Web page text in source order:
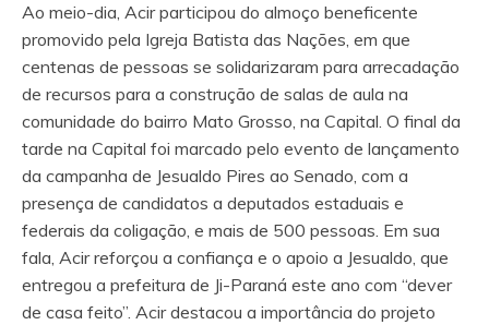
Ao meio-dia, Acir participou do almoço beneficente
promovido pela Igreja Batista das Nações, em que
centenas de pessoas se solidarizaram para arrecadação
de recursos para a construção de salas de aula na
comunidade do bairro Mato Grosso, na Capital. O final da
tarde na Capital foi marcado pelo evento de lançamento
da campanha de Jesualdo Pires ao Senado, com a
presença de candidatos a deputados estaduais e
federais da coligação, e mais de 500 pessoas. Em sua
fala, Acir reforçou a confiança e o apoio a Jesualdo, que
entregou a prefeitura de Ji-Paraná este ano com “dever
de casa feito”. Acir destacou a importância do projeto